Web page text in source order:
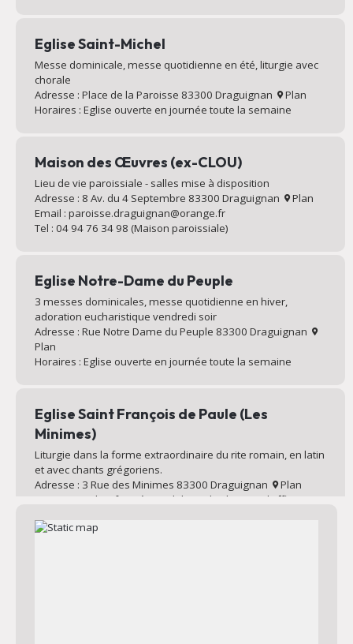
Eglise Saint-Michel
Messe dominicale, messe quotidienne en été, liturgie avec
chorale
Adresse : Place de la Paroisse 83300 Draguignan
Plan
Horaires : Eglise ouverte en journée toute la semaine
Maison des Œuvres (ex-CLOU)
Lieu de vie paroissiale - salles mise à disposition
Adresse : 8 Av. du 4 Septembre 83300 Draguignan
Plan
Email : paroisse.draguignan@orange.fr
Tel : 04 94 76 34 98 (Maison paroissiale)
Eglise Notre-Dame du Peuple
3 messes dominicales, messe quotidienne en hiver,
adoration eucharistique vendredi soir
Adresse : Rue Notre Dame du Peuple 83300 Draguignan
Plan
Horaires : Eglise ouverte en journée toute la semaine
Eglise Saint François de Paule (Les
Minimes)
Liturgie dans la forme extraordinaire du rite romain, en latin
et avec chants grégoriens.
Adresse : 3 Rue des Minimes 83300 Draguignan
Plan
Horaires : Eglise fermée en dehors des heures d’offices